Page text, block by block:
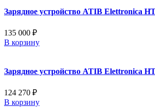
Зарядное устройство ATIB Elettronica
135 000 ₽
В корзину
Зарядное устройство ATIB Elettronica
124 270 ₽
В корзину